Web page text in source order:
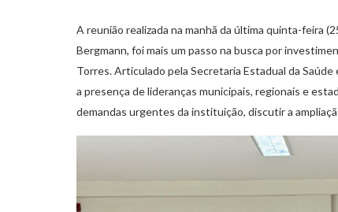
A reunião realizada na manhã da última quinta-feira
Bergmann, foi mais um passo na busca por
Torres. Articulado pela Secretaria Estadual da
a presença de lideranças municipais, regionais e
demandas urgentes da instituição, discutir a